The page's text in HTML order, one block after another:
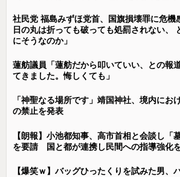
社民党 福島みずほ党首、国旗損壊罪に危機
日の丸は折っても破っても処罰されない、
にそうなのか」
蓮舫議員「蓮舫だから叩いていい、との報
てきました。悔しくても」
「神聖なる場所です」靖国神社、境内にお
の禁止を発表
【朗報】小池都知事、高市首相と会談し「
を要請 国と都が連携し民間への指導強化
【爆笑ｗ】バッグひったくりを試みた男、